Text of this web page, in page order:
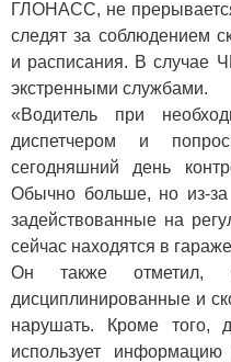
ГЛОНАСС, не
следят за соблюдением
и расписания. В случае
экстренными службами.
«Водитель при
диспетчером и
сегодняшний день
Обычно больше, но из-за
задействованные на
сейчас находятся в
Он также отметил,
дисциплинированные и
нарушать. Кроме того,
использует